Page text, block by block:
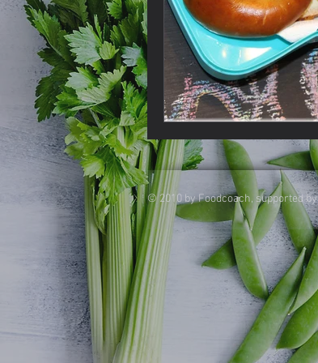
Lebensmittel
© 2010 by Foodcoach, supported